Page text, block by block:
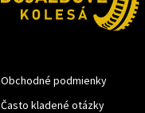
Obchodné podmienky
Často kladené otázky